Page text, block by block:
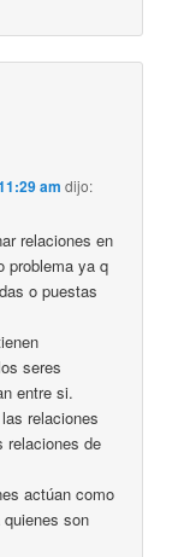
am dijo:
relaciones en
problema ya q
o puestas
seres
entre si.
relaciones
relaciones de
actúan como
son